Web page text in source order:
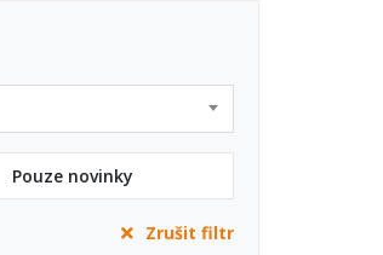
Pouze novinky
Zrušit filtr